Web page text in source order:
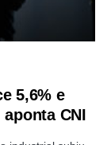
5,6% e
CNI